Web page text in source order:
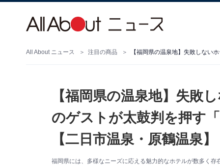
All About ニュース 注目の商品
【福岡県の温泉地】失敗
のゲストが太鼓判を押す
【二日市温泉・原鶴温泉】
福岡県には、多様なニーズに応える魅力的なホテルが数多く